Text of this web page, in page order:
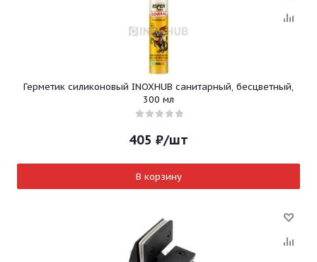
Герметик силиконовый INOXHUB санитарный, бесцветный,
300 мл
405 ₽/шт
В корзину